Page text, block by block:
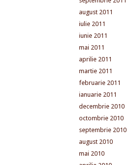
august 2011
iulie 2011
iunie 2011
mai 2011
aprilie 2011
martie 2011
februarie 2011
ianuarie 2011
decembrie 2010
octombrie 2010
septembrie 2010
august 2010
mai 2010